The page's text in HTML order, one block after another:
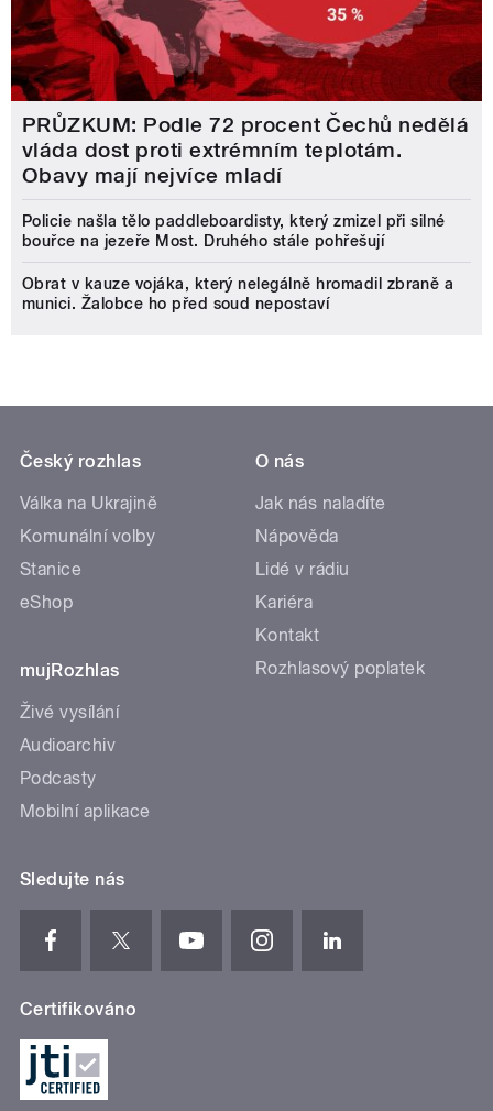
PRŮZKUM: Podle 72 procent Čechů nedělá
vláda dost proti extrémním teplotám.
Obavy mají nejvíce mladí
Policie našla tělo paddleboardisty, který zmizel při silné
bouřce na jezeře Most. Druhého stále pohřešují
Obrat v kauze vojáka, který nelegálně hromadil zbraně a
munici. Žalobce ho před soud nepostaví
Český rozhlas
Válka na Ukrajině
Komunální volby
Stanice
eShop
mujRozhlas
Živé vysílání
Audioarchiv
Podcasty
Mobilní aplikace
O nás
Jak nás naladíte
Nápověda
Lidé v rádiu
Kariéra
Kontakt
Rozhlasový poplatek
Sledujte nás
Certifikováno